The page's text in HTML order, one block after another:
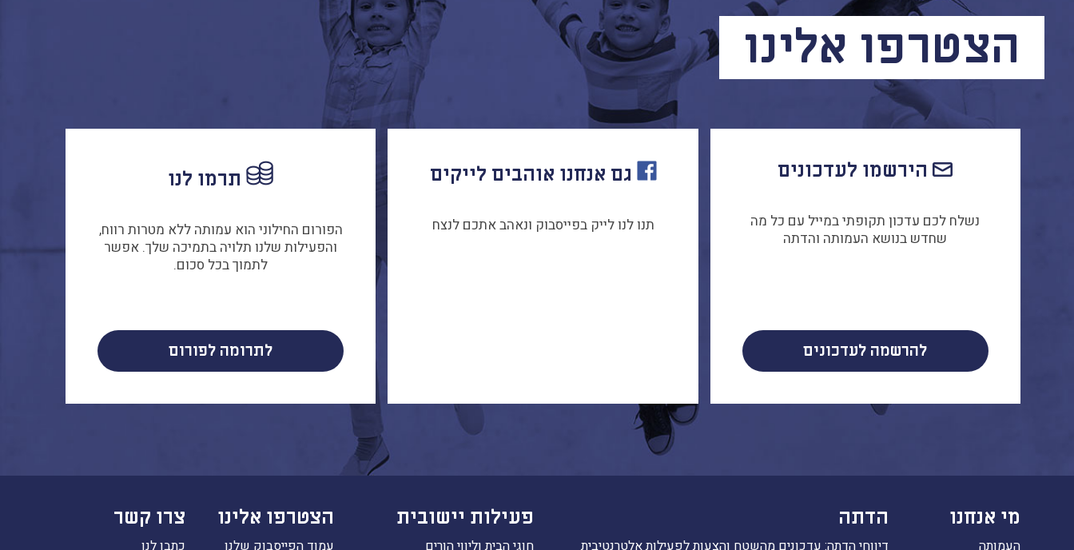
הצטרפו אלינו
הירשמו לעדכונים
נשלח לכם עדכון תקופתי במייל עם כל מה
שחדש בנושא העמותה והדתה
להרשמה לעדכונים
גם אנחנו אוהבים לייקים
תנו לנו לייק בפייסבוק ונאהב אתכם לנצח
תרמו לנו
הפורום החילוני הוא עמותה ללא מטרות רווח,
והפעילות שלנו תלויה בתמיכה שלך. אפשר
לתמוך בכל סכום.
לתרומה לפורום
מי אנחנו
העמותה
הדתה
דיווחי הדתה: עדכונים מהשטח והצעות לפעילות אלטרנטיבית
פעילות יישובית
חוגי הבית וליווי הורים
הצטרפו אלינו
עמוד הפייסבוק שלנו
צרו קשר
כתבו לנו